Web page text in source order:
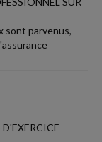
sont parvenus,